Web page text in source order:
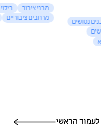
נטושים
מבני ציבור
מרחבים ציבוריים
הראשי